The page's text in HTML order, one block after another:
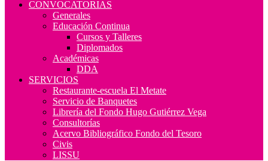
CONVOCATORIAS
Generales
Educación Continua
Cursos y Talleres
Diplomados
Académicas
DDA
SERVICIOS
Restaurante-escuela El Metate
Servicio de Banquetes
Librería del Fondo Hugo Gutiérrez Vega
Consultorías
Acervo Bibliográfico Fondo del Tesoro
Civis
LISSU